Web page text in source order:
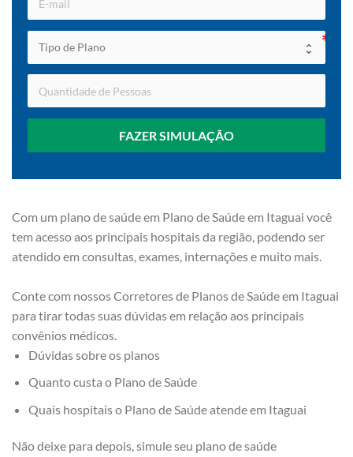
FAZER SIMULAÇÃO
Com um plano de saúde em Plano de Saúde em Itaguai você
tem acesso aos principais hospitais da região, podendo ser
atendido em consultas, exames, internações e muito mais.
Conte com nossos Corretores de Planos de Saúde em Itaguai
para tirar todas suas dúvidas em relação aos principais
convênios médicos.
Dúvidas sobre os planos
Quanto custa o Plano de Saúde
Quais hospitais o Plano de Saúde atende em Itaguai
Não deixe para depois, simule seu plano de saúde